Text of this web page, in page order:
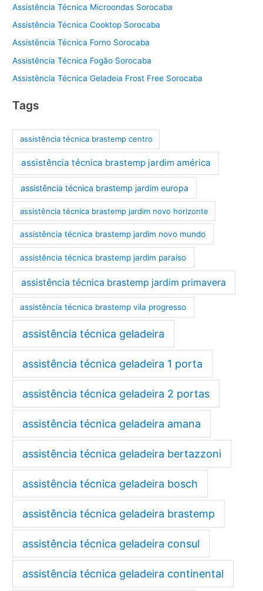
Assistência Técnica Microondas Sorocaba
Assistência Técnica Cooktop Sorocaba
Assistência Técnica Forno Sorocaba
Assistência Técnica Fogão Sorocaba
Assistência Técnica Geladeia Frost Free Sorocaba
Tags
assistência técnica brastemp centro
assistência técnica brastemp jardim américa
assistência técnica brastemp jardim europa
assistência técnica brastemp jardim novo horizonte
assistência técnica brastemp jardim novo mundo
assistência técnica brastemp jardim paraíso
assistência técnica brastemp jardim primavera
assistência técnica brastemp vila progresso
assistência técnica geladeira
assistência técnica geladeira 1 porta
assistência técnica geladeira 2 portas
assistência técnica geladeira amana
assistência técnica geladeira bertazzoni
assistência técnica geladeira bosch
assistência técnica geladeira brastemp
assistência técnica geladeira consul
assistência técnica geladeira continental